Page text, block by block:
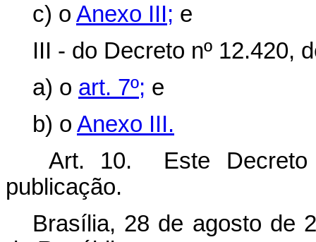
c) o Anexo III; e
III - do Decreto nº 12.420,
a) o art. 7º; e
b) o Anexo III.
Art. 10. Este
publicação.
Brasília, 28 de agosto de